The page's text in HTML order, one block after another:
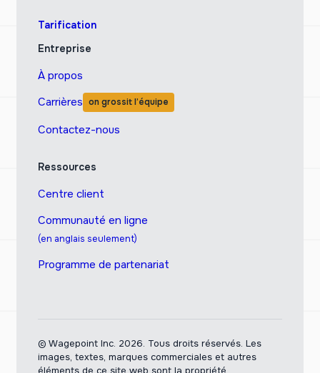
Tarification
Entreprise
À propos
Carrières on grossit l’équipe
Contactez-nous
Ressources
Centre client
Communauté en ligne
(en anglais seulement)
Programme de partenariat
© Wagepoint Inc. 2026. Tous droits réservés. Les
images, textes, marques commerciales et autres
éléments de ce site web sont la propriété